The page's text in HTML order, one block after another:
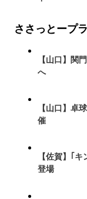
ささっとープ
【山口】関
へ
【山口】卓
催
【佐賀】｢
登場